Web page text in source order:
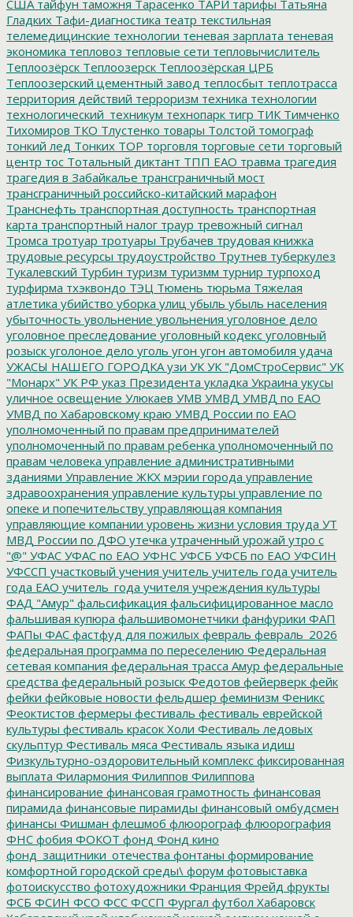
США тайфун таможня Тарасенко ТАРИ тарифы Татьяна
Гладких Тафи-диагностика театр текстильная
телемедицинские технологии теневая зарплата теневая
экономика тепловоз тепловые сети тепловычислитель
Теплоозёрск Теплоозерск Теплоозёрская ЦРБ
Теплоозерский цементный завод теплосбыт теплотрасса
территория действий терроризм техника технологии
технологический_техникум технопарк тигр ТИК Тимченко
Тихомиров ТКО Тлустенко товары Толстой томограф
тонкий лед Тонких ТОР торговля торговые сети торговый
центр тос Тотальный диктант ТПП ЕАО травма трагедия
трагедия в Забайкалье трансграничный мост
трансграничный российско-китайский марафон
Транснефть транспортная доступность транспортная
карта транспортный налог траур тревожный сигнал
Тромса тротуар тротуары Трубачев трудовая книжка
трудовые ресурсы трудоустройство Трутнев туберкулез
Тукалевский Турбин туризм туризмм турнир турпоход
турфирма тхэквондо ТЭЦ Тюмень тюрьма Тяжелая
атлетика убийство уборка улиц убыль убыль населения
убыточность увольнение увольнения уголовное дело
уголовное преследование уголовный кодекс уголовный
розыск уголоное дело уголь угон угон автомобиля удача
УЖАСЫ НАШЕГО ГОРОДКА узи УК УК "ДомСтроСервис" УК
"Монарх" УК РФ указ Президента укладка Украина укусы
уличное освещение Улюкаев УМВ УМВД УМВД по ЕАО
УМВД по Хабаровскому краю УМВД России по ЕАО
уполномоченный по правам предпринимателей
уполномоченный по правам ребенка уполномоченный по
правам человека управление административными
зданиями Управление ЖКХ мэрии города управление
здравоохранения управление культуры управление по
опеке и попечительству управляющая компания
управляющие компании уровень жизни условия труда УТ
МВД России по ДФО утечка утраченный урожай утро с
"@" УФАС УФАС по ЕАО УФНС УФСБ УФСБ по ЕАО УФСИН
УФССП участковый учения учитель учитель года учитель
года ЕАО учитель_года учителя учреждения культуры
ФАД "Амур" фальсификация фальсифицированное масло
фальшивая купюра фальшивомонетчики фанфурики ФАП
ФАПы ФАС фастфуд для пожилых февраль февраль_2026
федеральная программа по переселению Федеральная
сетевая компания федеральная трасса Амур федеральные
средства федеральный розыск Федотов фейерверк фейк
фейки фейковые новости фельдшер феминизм Феникс
Феоктистов фермеры фестиваль фестиваль еврейской
культуры фестиваль красок Холи Фестиваль ледовых
скульптур Фестиваль мяса Фестиваль языка идиш
Физкультурно-оздоровительный комплекс фиксированная
выплата Филармония Филиппов Филиппова
финансирование финансовая грамотность финансовая
пирамида финансовые пирамиды финансовый омбудсмен
финансы Фишман флешмоб флюорограф флюорография
ФНС фобия ФОКОТ фонд Фонд кино
фонд_защитники_отечества фонтаны формирование
комфортной городской среды\ форум фотовыставка
фотоискусство фотохудожники Франция Фрейд фрукты
ФСБ ФСИН ФСО ФСС ФССП Фургал футбол Хабаровск